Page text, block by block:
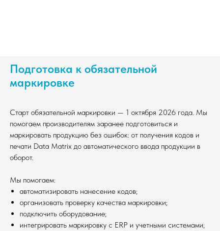
Подготовка к обязательной
маркировке
Старт обязательной маркировки — 1 октября 2026 года. Мы
помогаем производителям заранее подготовиться и
маркировать продукцию без ошибок: от получения кодов и
печати Data Matrix до автоматического ввода продукции в
оборот.
Мы помогаем:
автоматизировать нанесение кодов;
организовать проверку качества маркировки;
подключить оборудование;
интегрировать маркировку с ERP и учетными системами;